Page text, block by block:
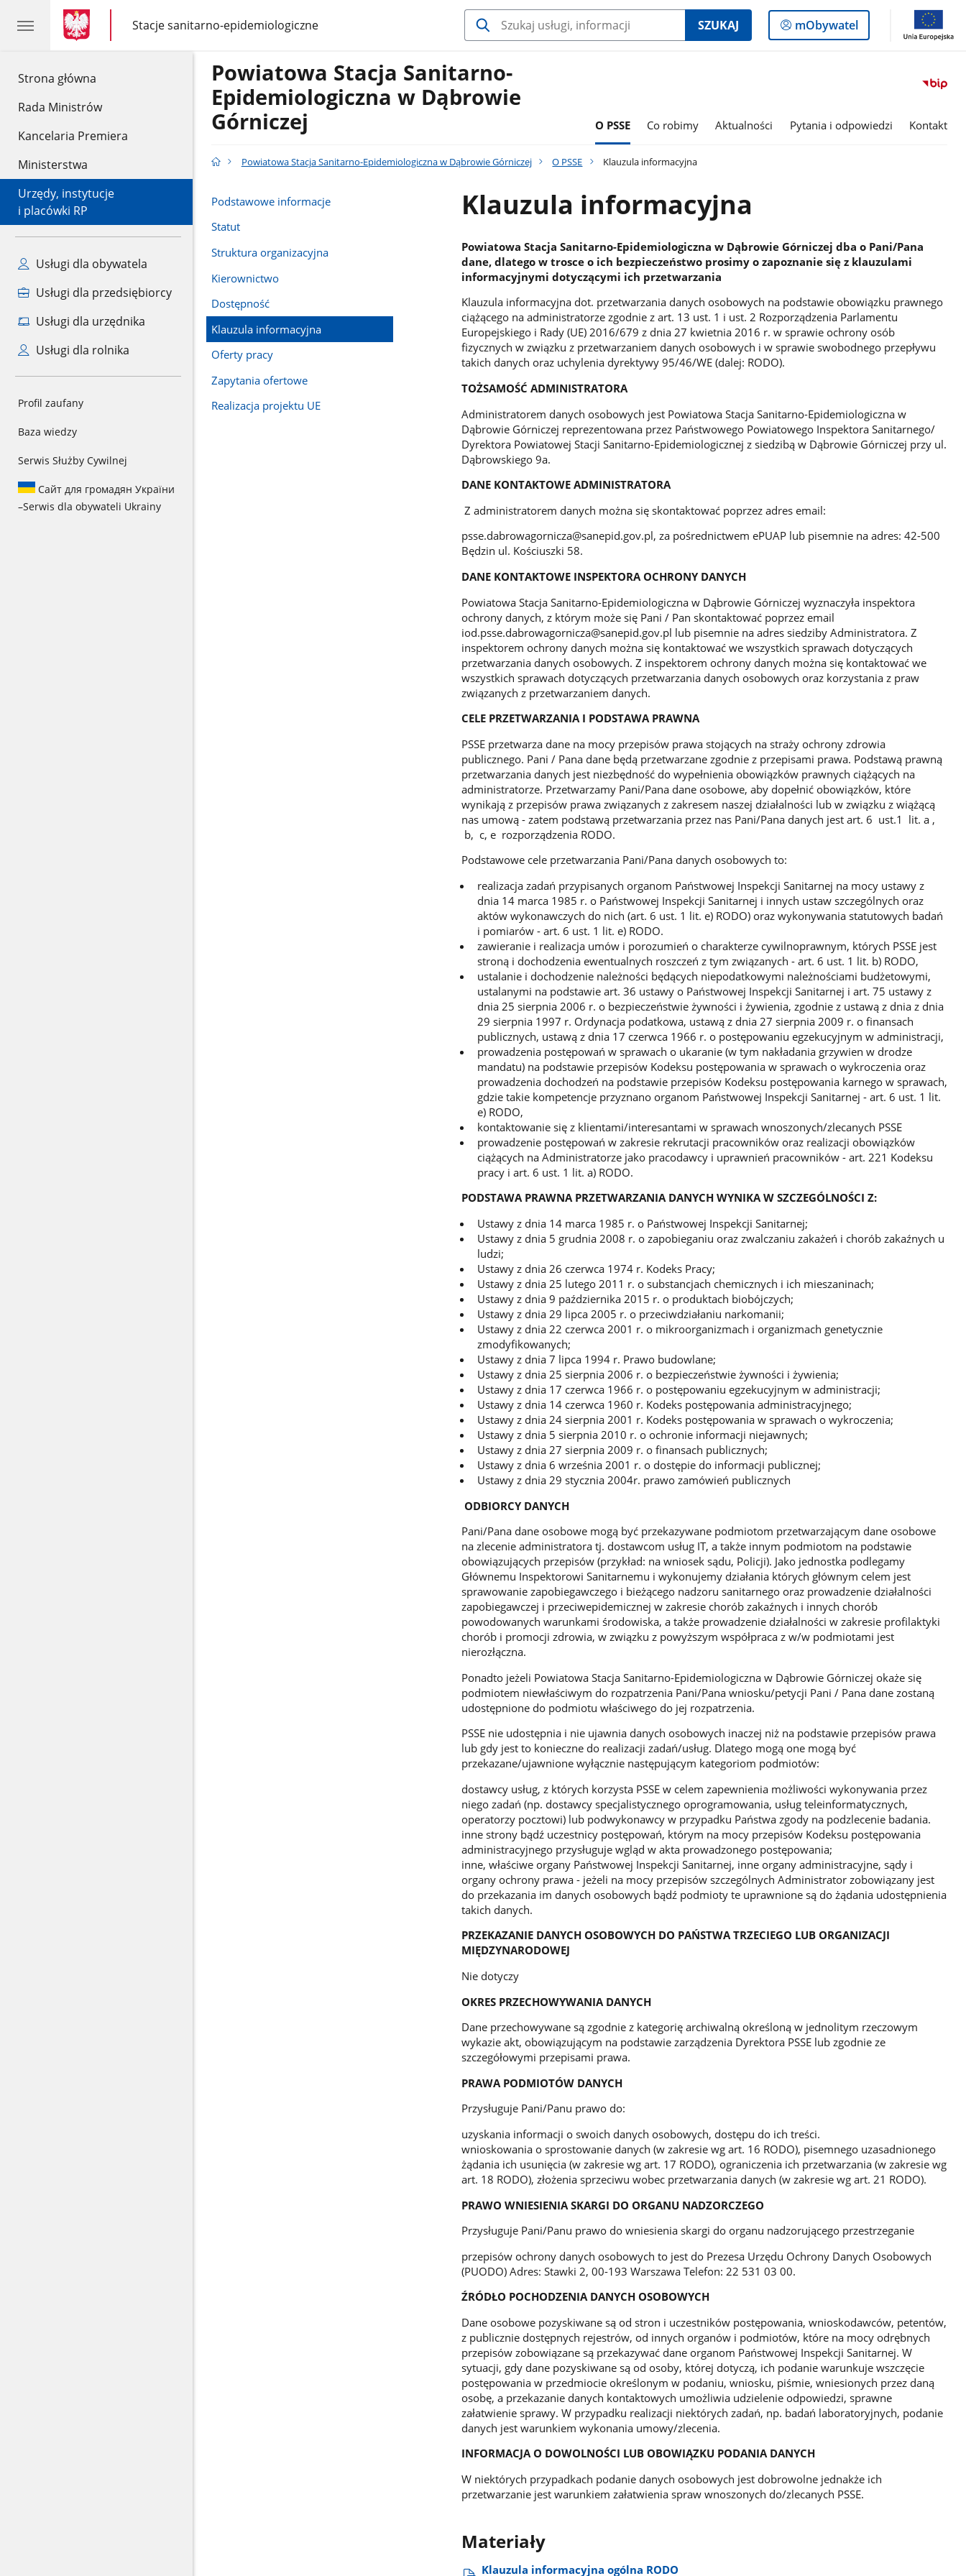
Strona główna
Rada Ministrów
Kancelaria Premiera
Ministerstwa
Urzędy, instytucje
i placówki RP
Usługi dla obywatela
Usługi dla przedsiębiorcy
Usługi dla urzędnika
Usługi dla rolnika
Profil zaufany
Baza wiedzy
Serwis Służby Cywilnej
Сайт для громадян України
–Serwis dla obywateli Ukrainy
gov.pl
gov.pl
Stacje sanitarno-epidemiologiczne
gov.pl
Stacje
sanitarno-
epidemiologiczne
SZUKAJ
Logowanie
do
mObywatel
Powiatowa Stacja Sanitarno-
Epidemiologiczna w Dąbrowie
Górniczej
O PSSE Co robimy Aktualności Pytania i odpowiedzi Kontakt
Powiatowa Stacja Sanitarno-Epidemiologiczna w Dąbrowie Górniczej O PSSE Klauzula informacyjna
Podstawowe informacje
Statut
Struktura organizacyjna
Kierownictwo
Dostępność
Klauzula informacyjna
Oferty pracy
Zapytania ofertowe
Realizacja projektu UE
Klauzula informacyjna
Powiatowa Stacja Sanitarno-Epidemiologiczna w Dąbrowie Górniczej dba o Pani/Pana
dane, dlatego w trosce o ich bezpieczeństwo prosimy o zapoznanie się z klauzulami
informacyjnymi dotyczącymi ich przetwarzania
Klauzula informacyjna dot. przetwarzania danych osobowych na podstawie obowiązku prawnego
ciążącego na administratorze zgodnie z art. 13 ust. 1 i ust. 2 Rozporządzenia Parlamentu
Europejskiego i Rady (UE) 2016/679 z dnia 27 kwietnia 2016 r. w sprawie ochrony osób
fizycznych w związku z przetwarzaniem danych osobowych i w sprawie swobodnego przepływu
takich danych oraz uchylenia dyrektywy 95/46/WE (dalej: RODO).
TOŻSAMOŚĆ ADMINISTRATORA
Administratorem danych osobowych jest Powiatowa Stacja Sanitarno-Epidemiologiczna w
Dąbrowie Górniczej reprezentowana przez Państwowego Powiatowego Inspektora Sanitarnego/
Dyrektora Powiatowej Stacji Sanitarno-Epidemiologicznej z siedzibą w Dąbrowie Górniczej przy ul.
Dąbrowskiego 9a.
DANE KONTAKTOWE ADMINISTRATORA
Z administratorem danych można się skontaktować poprzez adres email:
psse.dabrowagornicza@sanepid.gov.pl, za pośrednictwem ePUAP lub pisemnie na adres: 42-500
Będzin ul. Kościuszki 58.
DANE KONTAKTOWE INSPEKTORA OCHRONY DANYCH
Powiatowa Stacja Sanitarno-Epidemiologiczna w Dąbrowie Górniczej wyznaczyła inspektora
ochrony danych, z którym może się Pani / Pan skontaktować poprzez email
iod.psse.dabrowagornicza@sanepid.gov.pl lub pisemnie na adres siedziby Administratora. Z
inspektorem ochrony danych można się kontaktować we wszystkich sprawach dotyczących
przetwarzania danych osobowych. Z inspektorem ochrony danych można się kontaktować we
wszystkich sprawach dotyczących przetwarzania danych osobowych oraz korzystania z praw
związanych z przetwarzaniem danych.
CELE PRZETWARZANIA I PODSTAWA PRAWNA
PSSE przetwarza dane na mocy przepisów prawa stojących na straży ochrony zdrowia
publicznego. Pani / Pana dane będą przetwarzane zgodnie z przepisami prawa. Podstawą prawną
przetwarzania danych jest niezbędność do wypełnienia obowiązków prawnych ciążących na
administratorze. Przetwarzamy Pani/Pana dane osobowe, aby dopełnić obowiązków, które
wynikają z przepisów prawa związanych z zakresem naszej działalności lub w związku z wiążącą
nas umową - zatem podstawą przetwarzania przez nas Pani/Pana danych jest art. 6 ust.1 lit. a ,
b, c, e rozporządzenia RODO.
Podstawowe cele przetwarzania Pani/Pana danych osobowych to:
realizacja zadań przypisanych organom Państwowej Inspekcji Sanitarnej na mocy ustawy z
dnia 14 marca 1985 r. o Państwowej Inspekcji Sanitarnej i innych ustaw szczególnych oraz
aktów wykonawczych do nich (art. 6 ust. 1 lit. e) RODO) oraz wykonywania statutowych badań
i pomiarów - art. 6 ust. 1 lit. e) RODO.
zawieranie i realizacja umów i porozumień o charakterze cywilnoprawnym, których PSSE jest
stroną i dochodzenia ewentualnych roszczeń z tym związanych - art. 6 ust. 1 lit. b) RODO,
ustalanie i dochodzenie należności będących niepodatkowymi należnościami budżetowymi,
ustalanymi na podstawie art. 36 ustawy o Państwowej Inspekcji Sanitarnej i art. 75 ustawy z
dnia 25 sierpnia 2006 r. o bezpieczeństwie żywności i żywienia, zgodnie z ustawą z dnia z dnia
29 sierpnia 1997 r. Ordynacja podatkowa, ustawą z dnia 27 sierpnia 2009 r. o finansach
publicznych, ustawą z dnia 17 czerwca 1966 r. o postępowaniu egzekucyjnym w administracji,
prowadzenia postępowań w sprawach o ukaranie (w tym nakładania grzywien w drodze
mandatu) na podstawie przepisów Kodeksu postępowania w sprawach o wykroczenia oraz
prowadzenia dochodzeń na podstawie przepisów Kodeksu postępowania karnego w sprawach,
gdzie takie kompetencje przyznano organom Państwowej Inspekcji Sanitarnej - art. 6 ust. 1 lit.
e) RODO,
kontaktowanie się z klientami/interesantami w sprawach wnoszonych/zlecanych PSSE
prowadzenie postępowań w zakresie rekrutacji pracowników oraz realizacji obowiązków
ciążących na Administratorze jako pracodawcy i uprawnień pracowników - art. 221 Kodeksu
pracy i art. 6 ust. 1 lit. a) RODO.
PODSTAWA PRAWNA PRZETWARZANIA DANYCH WYNIKA W SZCZEGÓLNOŚCI Z:
Ustawy z dnia 14 marca 1985 r. o Państwowej Inspekcji Sanitarnej;
Ustawy z dnia 5 grudnia 2008 r. o zapobieganiu oraz zwalczaniu zakażeń i chorób zakaźnych u
ludzi;
Ustawy z dnia 26 czerwca 1974 r. Kodeks Pracy;
Ustawy z dnia 25 lutego 2011 r. o substancjach chemicznych i ich mieszaninach;
Ustawy z dnia 9 października 2015 r. o produktach biobójczych;
Ustawy z dnia 29 lipca 2005 r. o przeciwdziałaniu narkomanii;
Ustawy z dnia 22 czerwca 2001 r. o mikroorganizmach i organizmach genetycznie
zmodyfikowanych;
Ustawy z dnia 7 lipca 1994 r. Prawo budowlane;
Ustawy z dnia 25 sierpnia 2006 r. o bezpieczeństwie żywności i żywienia;
Ustawy z dnia 17 czerwca 1966 r. o postępowaniu egzekucyjnym w administracji;
Ustawy z dnia 14 czerwca 1960 r. Kodeks postępowania administracyjnego;
Ustawy z dnia 24 sierpnia 2001 r. Kodeks postępowania w sprawach o wykroczenia;
Ustawy z dnia 5 sierpnia 2010 r. o ochronie informacji niejawnych;
Ustawy z dnia 27 sierpnia 2009 r. o finansach publicznych;
Ustawy z dnia 6 września 2001 r. o dostępie do informacji publicznej;
Ustawy z dnia 29 stycznia 2004r. prawo zamówień publicznych
ODBIORCY DANYCH
Pani/Pana dane osobowe mogą być przekazywane podmiotom przetwarzającym dane osobowe
na zlecenie administratora tj. dostawcom usług IT, a także innym podmiotom na podstawie
obowiązujących przepisów (przykład: na wniosek sądu, Policji). Jako jednostka podlegamy
Głównemu Inspektorowi Sanitarnemu i wykonujemy działania których głównym celem jest
sprawowanie zapobiegawczego i bieżącego nadzoru sanitarnego oraz prowadzenie działalności
zapobiegawczej i przeciwepidemicznej w zakresie chorób zakaźnych i innych chorób
powodowanych warunkami środowiska, a także prowadzenie działalności w zakresie profilaktyki
chorób i promocji zdrowia, w związku z powyższym współpraca z w/w podmiotami jest
nierozłączna.
Ponadto jeżeli Powiatowa Stacja Sanitarno-Epidemiologiczna w Dąbrowie Górniczej okaże się
podmiotem niewłaściwym do rozpatrzenia Pani/Pana wniosku/petycji Pani / Pana dane zostaną
udostępnione do podmiotu właściwego do jej rozpatrzenia.
PSSE nie udostępnia i nie ujawnia danych osobowych inaczej niż na podstawie przepisów prawa
lub gdy jest to konieczne do realizacji zadań/usług. Dlatego mogą one mogą być
przekazane/ujawnione wyłącznie następującym kategoriom podmiotów:
dostawcy usług, z których korzysta PSSE w celem zapewnienia możliwości wykonywania przez
niego zadań (np. dostawcy specjalistycznego oprogramowania, usług teleinformatycznych,
operatorzy pocztowi) lub podwykonawcy w przypadku Państwa zgody na podzlecenie badania.
inne strony bądź uczestnicy postępowań, którym na mocy przepisów Kodeksu postępowania
administracyjnego przysługuje wgląd w akta prowadzonego postępowania;
inne, właściwe organy Państwowej Inspekcji Sanitarnej, inne organy administracyjne, sądy i
organy ochrony prawa - jeżeli na mocy przepisów szczególnych Administrator zobowiązany jest
do przekazania im danych osobowych bądź podmioty te uprawnione są do żądania udostępnienia
takich danych.
PRZEKAZANIE DANYCH OSOBOWYCH DO PAŃSTWA TRZECIEGO LUB ORGANIZACJI
MIĘDZYNARODOWEJ
Nie dotyczy
OKRES PRZECHOWYWANIA DANYCH
Dane przechowywane są zgodnie z kategorię archiwalną określoną w jednolitym rzeczowym
wykazie akt, obowiązującym na podstawie zarządzenia Dyrektora PSSE lub zgodnie ze
szczegółowymi przepisami prawa.
PRAWA PODMIOTÓW DANYCH
Przysługuje Pani/Panu prawo do:
uzyskania informacji o swoich danych osobowych, dostępu do ich treści.
wnioskowania o sprostowanie danych (w zakresie wg art. 16 RODO), pisemnego uzasadnionego
żądania ich usunięcia (w zakresie wg art. 17 RODO), ograniczenia ich przetwarzania (w zakresie wg
art. 18 RODO), złożenia sprzeciwu wobec przetwarzania danych (w zakresie wg art. 21 RODO).
PRAWO WNIESIENIA SKARGI DO ORGANU NADZORCZEGO
Przysługuje Pani/Panu prawo do wniesienia skargi do organu nadzorującego przestrzeganie
przepisów ochrony danych osobowych to jest do Prezesa Urzędu Ochrony Danych Osobowych
(PUODO) Adres: Stawki 2, 00-193 Warszawa Telefon: 22 531 03 00.
ŹRÓDŁO POCHODZENIA DANYCH OSOBOWYCH
Dane osobowe pozyskiwane są od stron i uczestników postępowania, wnioskodawców, petentów,
z publicznie dostępnych rejestrów, od innych organów i podmiotów, które na mocy odrębnych
przepisów zobowiązane są przekazywać dane organom Państwowej Inspekcji Sanitarnej. W
sytuacji, gdy dane pozyskiwane są od osoby, której dotyczą, ich podanie warunkuje wszczęcie
postępowania w przedmiocie określonym w podaniu, wniosku, piśmie, wniesionych przez daną
osobę, a przekazanie danych kontaktowych umożliwia udzielenie odpowiedzi, sprawne
załatwienie sprawy. W przypadku realizacji niektórych zadań, np. badań laboratoryjnych, podanie
danych jest warunkiem wykonania umowy/zlecenia.
INFORMACJA O DOWOLNOŚCI LUB OBOWIĄZKU PODANIA DANYCH
W niektórych przypadkach podanie danych osobowych jest dobrowolne jednakże ich
przetwarzanie jest warunkiem załatwienia spraw wnoszonych do/zlecanych PSSE.
Materiały
Klauzula informacyjna ogólna RODO